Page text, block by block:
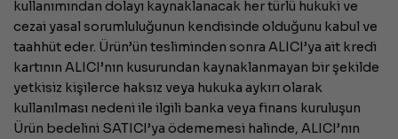
kullanımından dolayı kaynaklanacak her türlü hukuki ve
cezai yasal sorumluluğunun kendisinde olduğunu kabul ve
taahhüt eder. Ürün’ün tesliminden sonra ALICI’ya ait kredi
kartının ALICI’nın kusurundan kaynaklanmayan bir şekilde
yetkisiz kişilerce haksız veya hukuka aykırı olarak
kullanılması nedeni ile ilgili banka veya finans kuruluşun
Ürün bedelini SATICI’ya ödememesi halinde, ALICI’nın